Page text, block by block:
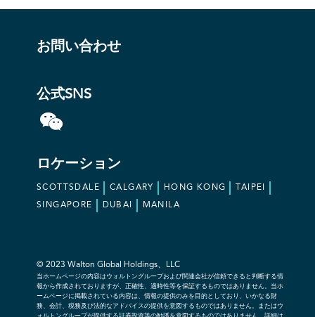
お問い合わせ
公式SNS
ロケーション
SCOTTSDALE CALGARY HONG KONG TAIPEI
SINGAPORE DUBAI MANILA
© 2023 Walton Global Holdings、LLC
当ホームページの内容はウォルトングループおよび関連会社が信頼できると判断する情
報から作成されておりますが、正確性、適時性等を保証するものではありません。当ホ
ームページに掲載されている内容は、情報の提供のみを目的としており、いかなる財
務、会計、税務及び法的なアドバイスの提供を意図するものではありません。またはウ